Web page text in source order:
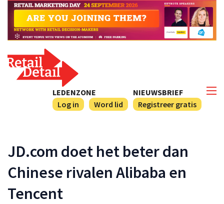
NIEUWSBRIEF
Registreer gratis
LEDENZONE
Log in
Word lid
JD.com doet het beter dan
Chinese rivalen Alibaba en
Tencent